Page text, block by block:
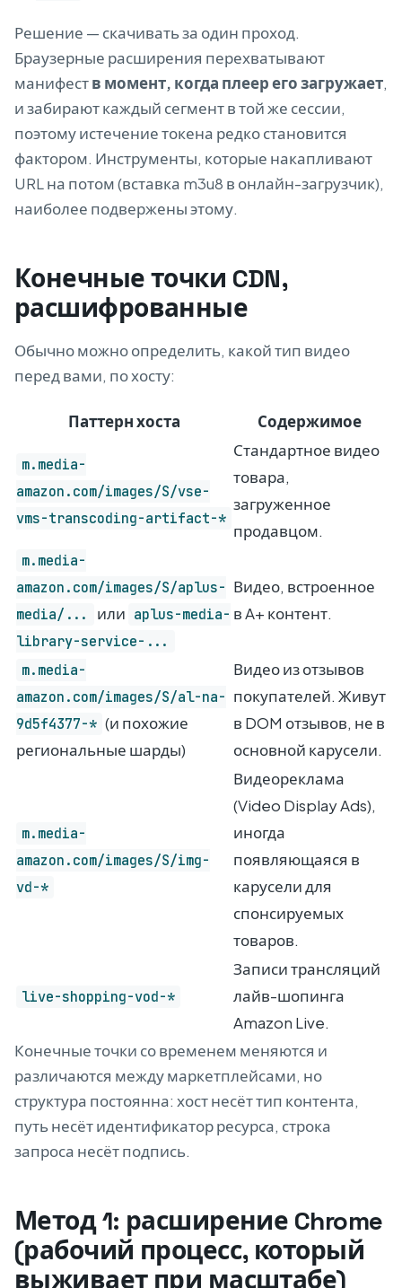
Решение — скачивать за один проход.
Браузерные расширения перехватывают
манифеств момент, когда плеер его загружает,
и забирают каждый сегмент в той же сессии,
поэтому истечение токена редко становится
фактором. Инструменты, которые накапливают
URL на потом (вставка m3u8 в онлайн-загрузчик),
наиболее подвержены этому.
Конечные точки CDN,
расшифрованные
Обычно можно определить, какой тип видео
перед вами, по хосту:
Паттерн хоста Содержимое
m.media-
amazon.com/images/S/vse-
vms-transcoding-artifact-*
Стандартное видео
товара,
загруженное
продавцом.
m.media-
amazon.com/images/S/aplus-
media/...
или aplus-media-
library-service-...
Видео, встроенное
в A+ контент.
m.media-
amazon.com/images/S/al-na-
9d5f4377-* (и похожие
региональные шарды)
Видео из отзывов
покупателей. Живут
в DOM отзывов, не в
основной карусели.
m.media-
amazon.com/images/S/img-
vd-*
Видеореклама
(Video Display Ads),
иногда
появляющаяся в
карусели для
спонсируемых
товаров.
live-shopping-vod-*
Записи трансляций
лайв-шопинга
Amazon Live.
Конечные точки со временем меняются и
различаются между маркетплейсами, но
структура постоянна: хост несёт тип контента,
путь несёт идентификатор ресурса, строка
запроса несёт подпись.
Метод 1: расширение Chrome
(рабочий процесс, который
выживает при масштабе)